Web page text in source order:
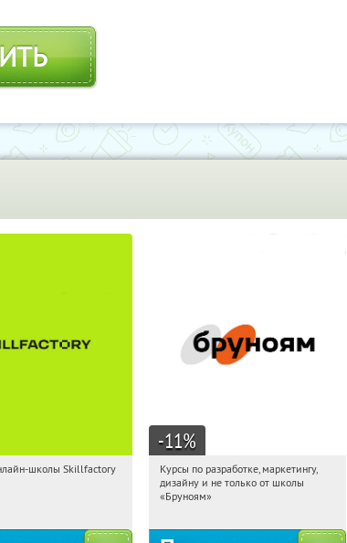
Получи первым!
школы Skillfactory
-11%
18:19:00
Получи первым!
Россия
Курсы по разработке, маркетингу,
дизайну и не только от школы
«Бруноям»